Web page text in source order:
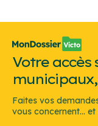
Votre accès
municipaux,
Faites vos
vous concernent...